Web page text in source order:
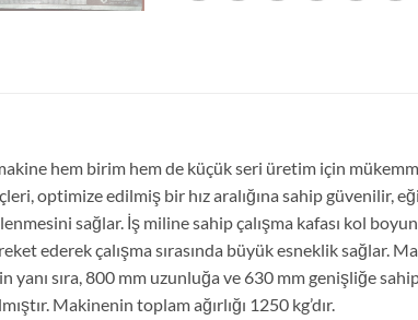
hem birim hem de küçük seri üretim için
optimize edilmiş bir hız aralığına sahip güvenilir,
sağlar. İş miline sahip çalışma kafası kol
ederek çalışma sırasında büyük esneklik sağlar.
yanı sıra, 800 mm uzunluğa ve 630 mm genişliğe
Makinenin toplam ağırlığı 1250 kg’dır.